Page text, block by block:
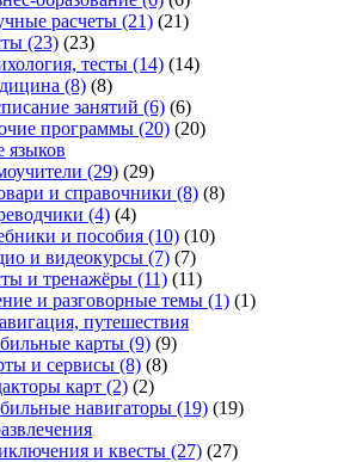
расчеты (21) (21)
(23) (23)
тесты (14) (14)
(8) (8)
занятий (6) (6)
программы (20) (20)
языков
(29) (29)
и справочники (8) (8)
(4) (4)
и пособия (10) (10)
и видеокурсы (7) (7)
и тренажёры (11) (11)
и разговорные темы (1) (1)
путешествия
карты (9) (9)
и сервисы (8) (8)
карт (2) (2)
навигаторы (19) (19)
и квесты (27) (27)